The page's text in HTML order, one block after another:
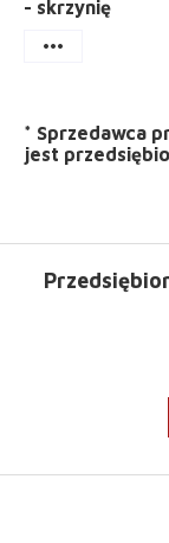
- skrzynię
more_horiz
* Sprzedawca
jest